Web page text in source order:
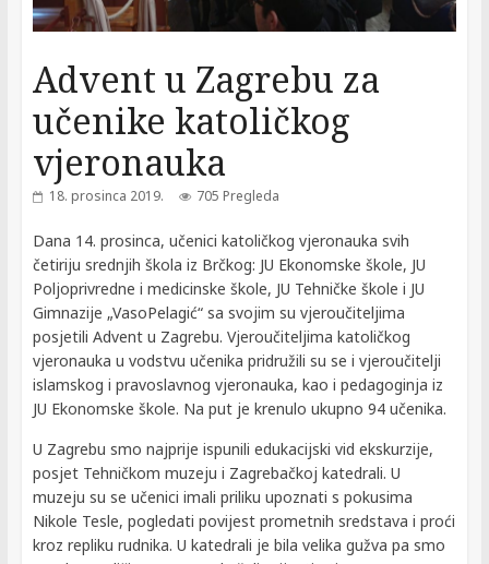
Advent u Zagrebu za
učenike katoličkog
vjeronauka
18. prosinca 2019. 705 Pregleda
Dana 14. prosinca, učenici katoličkog vjeronauka svih
četiriju srednjih škola iz Brčkog: JU Ekonomske škole, JU
Poljoprivredne i medicinske škole, JU Tehničke škole i JU
Gimnazije „VasoPelagić“ sa svojim su vjeroučiteljima
posjetili Advent u Zagrebu. Vjeroučiteljima katoličkog
vjeronauka u vodstvu učenika pridružili su se i vjeroučitelji
islamskog i pravoslavnog vjeronauka, kao i pedagoginja iz
JU Ekonomske škole. Na put je krenulo ukupno 94 učenika.
U Zagrebu smo najprije ispunili edukacijski vid ekskurzije,
posjet Tehničkom muzeju i Zagrebačkoj katedrali. U
muzeju su se učenici imali priliku upoznati s pokusima
Nikole Tesle, pogledati povijest prometnih sredstava i proći
kroz repliku rudnika. U katedrali je bila velika gužva pa smo